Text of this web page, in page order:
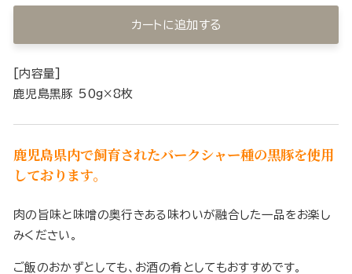
カートに追加する
[内容量]
鹿児島黒豚 50g×8枚
鹿児島県内で飼育されたバークシャー種の黒豚を使用
しております。
肉の旨味と味噌の奥行きある味わいが融合した一品をお楽し
みください。
ご飯のおかずとしても、お酒の肴としてもおすすめです。